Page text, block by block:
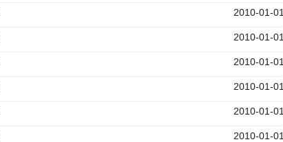
2010-01-01
2010-01-01
2010-01-01
2010-01-01
2010-01-01
2010-01-01